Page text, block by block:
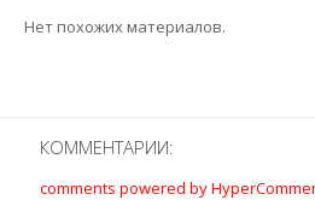
Нет похожих материалов.
КОММЕНТАРИИ:
comments powered by